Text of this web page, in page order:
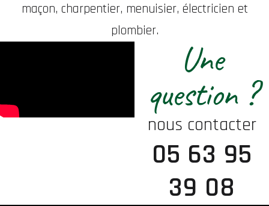
maçon, charpentier, menuisier, électricien et
plombier.
Une
question ?
nous contacter
05 63 95
39 08